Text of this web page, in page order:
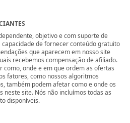
objetivo e com suporte de
de fornecer conteúdo gratuito
que aparecem em nosso site
recebemos compensação de afiliado.
como, onde e em que ordem as ofertas
fatores, como nossos algoritmos
também podem afetar como e onde os
neste site. Nós não incluímos todas as
disponíveis.